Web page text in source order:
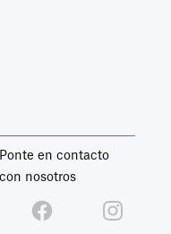
Ponte en contacto
con nosotros